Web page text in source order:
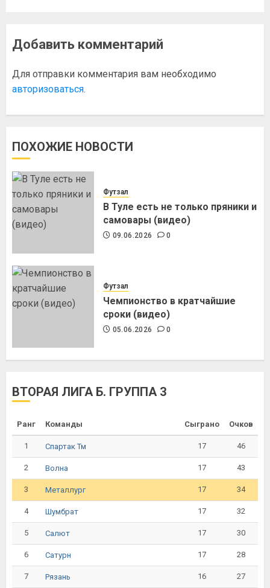
Добавить комментарий
Для отправки комментария вам необходимо
авторизоваться.
ПОХОЖИЕ НОВОСТИ
Футзал
В Туле есть не только пряники и
самовары (видео)
09.06.2026 0
Футзал
Чемпионство в кратчайшие
сроки (видео)
05.06.2026 0
ВТОРАЯ ЛИГА Б. ГРУППА 3
Ранг Команды Сыграно Очков
1 Спартак Тм 17 46
2 Волна 17 43
3 Металлург 17 34
4 Шумбрат 17 32
5 Салют 17 30
6 Сатурн 17 28
7 Рязань 16 27